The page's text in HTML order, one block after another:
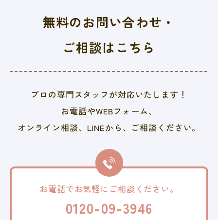
無料のお問い合わせ・
ご相談はこちら
プロの専門スタッフが対応いたします！
お電話やWEBフォーム、
オンライン相談、LINEから、 ご相談ください。
お電話でお気軽に ご相談ください。
0120-09-3946